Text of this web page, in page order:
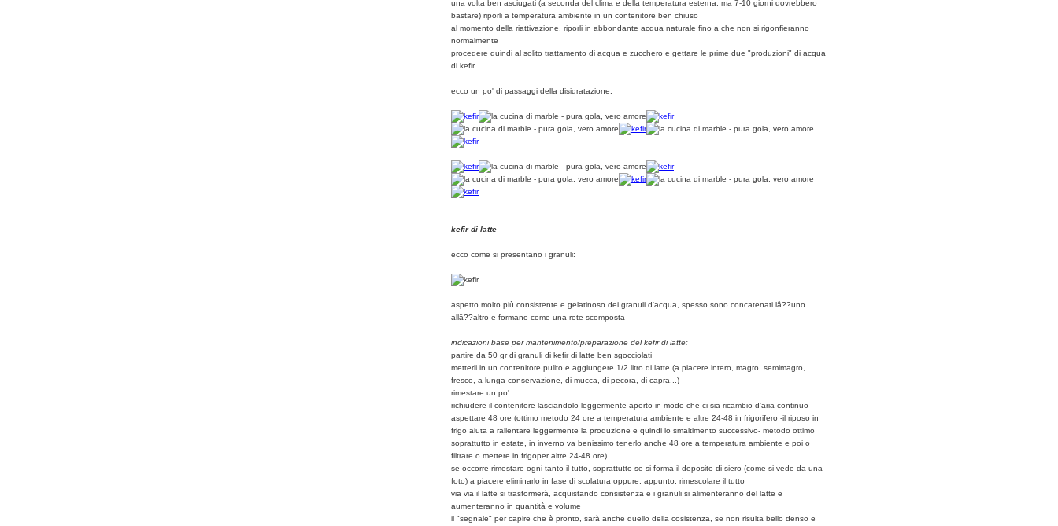
una volta ben asciugati (a seconda del clima e della temperatura esterna, ma 7-10 giorni dovrebbero
bastare) riporli a temperatura ambiente in un contenitore ben chiuso
al momento della riattivazione, riporli in abbondante acqua naturale fino a che non si rigonfieranno
normalmente
procedere quindi al solito trattamento di acqua e zucchero e gettare le prime due "produzioni" di acqua
di kefir
ecco un po' di passaggi della disidratazione:
kefir di latte
ecco come si presentano i granuli:
aspetto molto più consistente e gelatinoso dei granuli d'acqua, spesso sono concatenati lâ??uno
allâ??altro e formano come una rete scomposta
indicazioni base per mantenimento/preparazione del kefir di latte:
partire da 50 gr di granuli di kefir di latte ben sgocciolati
metterli in un contenitore pulito e aggiungere 1/2 litro di latte (a piacere intero, magro, semimagro,
fresco, a lunga conservazione, di mucca, di pecora, di capra...)
rimestare un po'
richiudere il contenitore lasciandolo leggermente aperto in modo che ci sia ricambio d'aria continuo
aspettare 48 ore (ottimo metodo 24 ore a temperatura ambiente e altre 24-48 in frigorifero -il riposo in
frigo aiuta a rallentare leggermente la produzione e quindi lo smaltimento successivo- metodo ottimo
soprattutto in estate, in inverno va benissimo tenerlo anche 48 ore a temperatura ambiente e poi o
filtrare o mettere in frigoper altre 24-48 ore)
se occorre rimestare ogni tanto il tutto, soprattutto se si forma il deposito di siero (come si vede da una
foto) a piacere eliminarlo in fase di scolatura oppure, appunto, rimescolare il tutto
via via il latte si trasformerà, acquistando consistenza e i granuli si alimenteranno del latte e
aumenteranno in quantità e volume
il "segnale" per capire che è pronto, sarà anche quello della cosistenza, se non risulta bello denso e